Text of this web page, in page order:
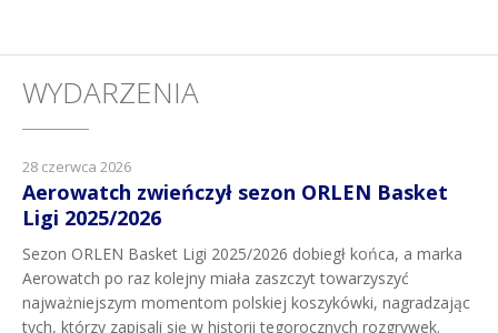
WYDARZENIA
28 czerwca 2026
Aerowatch zwieńczył sezon ORLEN Basket
Ligi 2025/2026
Sezon ORLEN Basket Ligi 2025/2026 dobiegł końca, a marka
Aerowatch po raz kolejny miała zaszczyt towarzyszyć
najważniejszym momentom polskiej koszykówki, nagradzając
tych, którzy zapisali się w historii tegorocznych rozgrywek.